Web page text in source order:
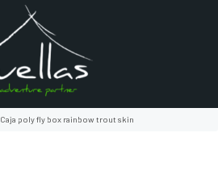
Caja poly fly box rainbow trout skin